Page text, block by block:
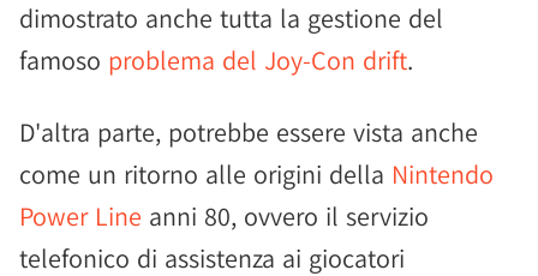
dimostrato anche tutta la gestione del
famoso problema del Joy-Con drift.
D'altra parte, potrebbe essere vista anche
come un ritorno alle origini della Nintendo
Power Line anni 80, ovvero il servizio
telefonico di assistenza ai giocatori